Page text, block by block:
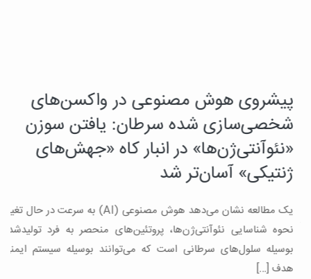
پیشروی هوش مصنوعی در واکسن‌های
شخصی‌سازی شده سرطان: یافتن سوزن
«نئوآنتی‌ژن‌ها» در انبار کاه «جهش‌های
ژنتیکی» آسان‌تر شد
یک مطالعه نشان می‌دهد هوش مصنوعی (AI) به سرعت در حال تغییر
نحوه شناسایی نئوآنتی‌ژن‌ها، پروتئین‌های منحصر به فرد تولیدشده
بوسیله سلول‌های سرطانی است که می‌توانند بوسیله سیستم ایمنی
هدف […]